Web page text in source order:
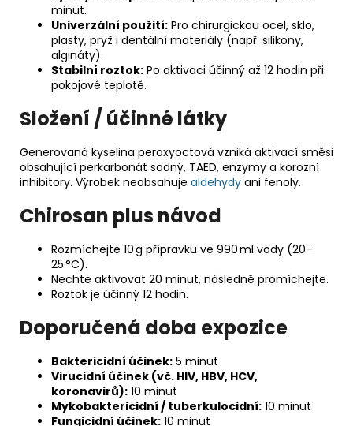
minut.
Univerzální použití: Pro chirurgickou ocel, sklo,
plasty, pryž i dentální materiály (např. silikony,
algináty).
Stabilní roztok: Po aktivaci účinný až 12 hodin při
pokojové teplotě.
Složení / účinné látky
Generovaná kyselina peroxyoctová vzniká aktivací směsi
obsahující perkarbonát sodný, TAED, enzymy a korozní
inhibitory. Výrobek neobsahuje aldehydy ani fenoly.
Chirosan plus návod
Rozmíchejte 10 g přípravku ve 990 ml vody (20–
25 °C).
Nechte aktivovat 20 minut, následně promíchejte.
Roztok je účinný 12 hodin.
Doporučená doba expozice
Baktericidní účinek: 5 minut
Virucidní účinek (vč. HIV, HBV, HCV,
koronavirů): 10 minut
Mykobaktericidní / tuberkulocidní: 10 minut
Fungicidní účinek: 10 minut